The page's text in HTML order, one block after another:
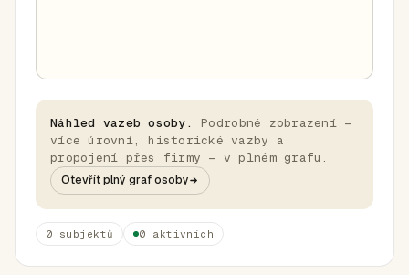
Náhled vazeb osoby.
Podrobné zobrazení —
více úrovní, historické vazby a
propojení přes firmy — v plném grafu.
Otevřít plný graf osoby
0 subjektů 0 aktivních